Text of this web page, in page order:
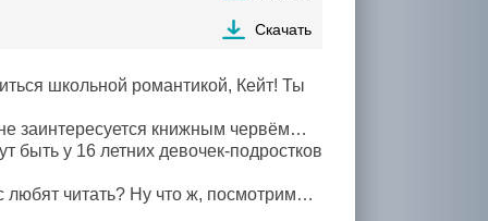
Скачать
школьной романтикой, Кейт! Ты
заинтересуется книжным червём…
быть у 16 летних девочек-подростков
любят читать? Ну что ж, посмотрим…